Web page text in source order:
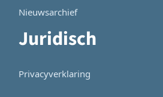
Nieuwsarchief
Juridisch
Privacyverklaring